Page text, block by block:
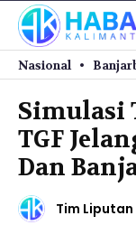
Nasional
Simulasi
TGF
Dan
Tim Liputan